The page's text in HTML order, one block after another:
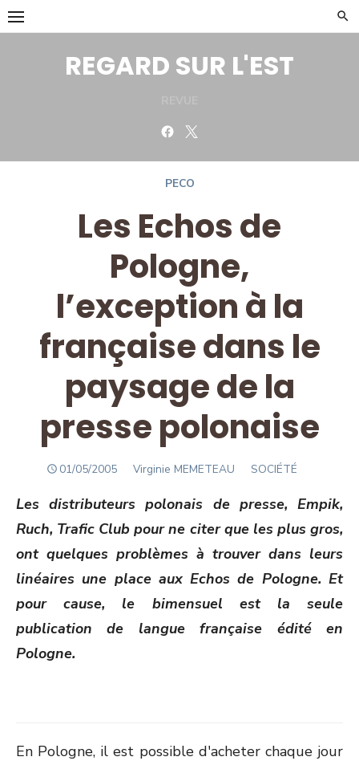
Skip
to
REGARD SUR L'EST
Facebook
PECO
Les Echos de
Pologne,
l’exception à la
française dans le
paysage de la
presse polonaise
POSTED
01/05/2005 Author
Virginie MEMETEAU SOCIÉTÉ
Les distributeurs polonais de presse, Empik,
Ruch, Trafic Club pour ne citer que les plus gros,
ont quelques problèmes à trouver dans leurs
linéaires une place aux Echos de Pologne. Et
pour cause, le bimensuel est la seule
publication de langue française édité en
Pologne.
En Pologne, il est possible d'acheter chaque jour